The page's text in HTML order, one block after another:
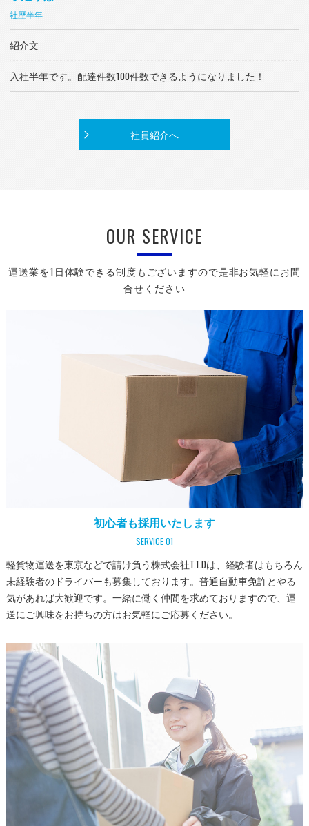
社歴半年
紹介文
入社半年です。配達件数100件数できるようになりました！
社員紹介へ
運送業を1日体験できる制度もございますので是非お気軽にお問
合せください
OUR SERVICE
初心者も採用いたします
SERVICE 01
軽貨物運送を東京などで請け負う株式会社T.T.Dは、経験者はもちろん
未経験者のドライバーも募集しております。普通自動車免許とやる
気があれば大歓迎です。一緒に働く仲間を求めておりますので、運
送にご興味をお持ちの方はお気軽にご応募ください。